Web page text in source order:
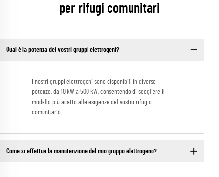
per rifugi comunitari
Qual è la potenza dei vostri gruppi elettrogeni?
I nostri gruppi elettrogeni sono disponibili in diverse
potenze, da 10 kW a 500 kW, consentendo di scegliere il
modello più adatto alle esigenze del vostro rifugio
comunitario.
Come si effettua la manutenzione del mio gruppo elettrogeno?